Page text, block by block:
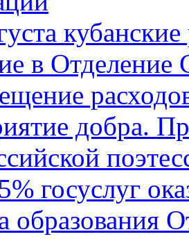
в
добра.
госуслуг
образования